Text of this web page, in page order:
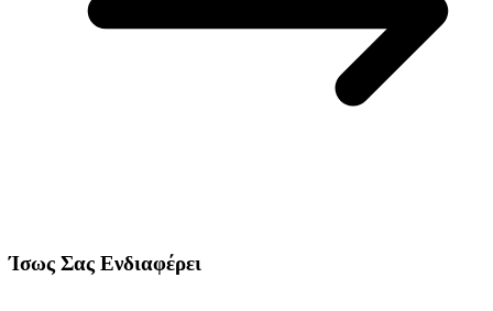
Ίσως Σας Ενδιαφέρει